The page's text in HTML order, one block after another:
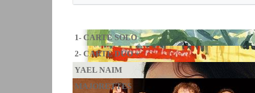
1- CARTE SOLO
2- CARTE DUO +
YAEL NAIM
MAJORETTES